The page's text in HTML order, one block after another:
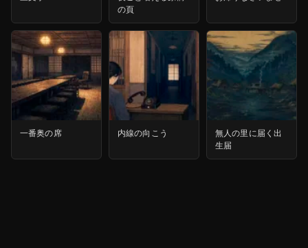
の頁
一番奥の席 内線の向こう
無人の里に届く出
生届